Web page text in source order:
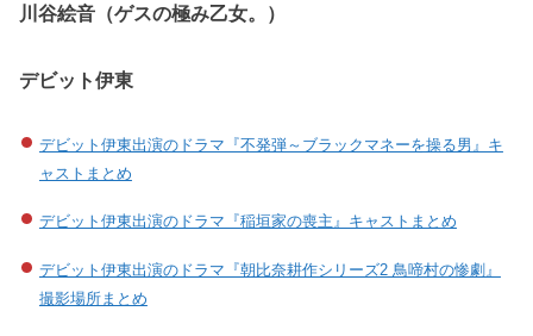
川谷絵音（ゲスの極み乙女。）
デビット伊東
デビット伊東出演のドラマ『不発弾～ブラックマネーを操る男』キ
ャストまとめ
デビット伊東出演のドラマ『稲垣家の喪主』キャストまとめ
デビット伊東出演のドラマ『朝比奈耕作シリーズ2 鳥啼村の惨劇』
撮影場所まとめ